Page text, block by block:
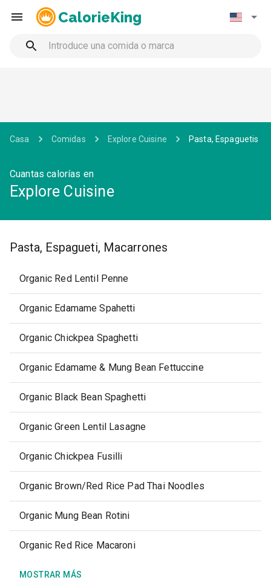
CalorieKing
Casa Comidas Explore Cuisine Pasta, Espaguetis
Cuantas calorías en
Explore Cuisine
Pasta, Espagueti, Macarrones
Organic Red Lentil Penne
Organic Edamame Spahetti
Organic Chickpea Spaghetti
Organic Edamame & Mung Bean Fettuccine
Organic Black Bean Spaghetti
Organic Green Lentil Lasagne
Organic Chickpea Fusilli
Organic Brown/Red Rice Pad Thai Noodles
Organic Mung Bean Rotini
Organic Red Rice Macaroni
MOSTRAR MÁS